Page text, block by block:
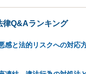
律Q&Aランキング
感と法的リスクへの対応